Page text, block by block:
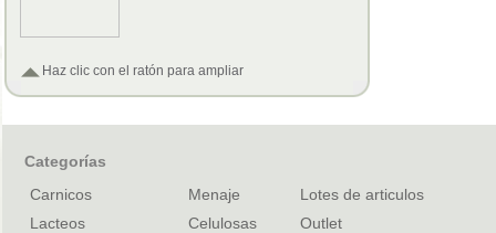
Haz clic con el ratón para ampliar
Categorías
Carnicos
Lacteos
Menaje
Celulosas
Lotes de articulos
Outlet